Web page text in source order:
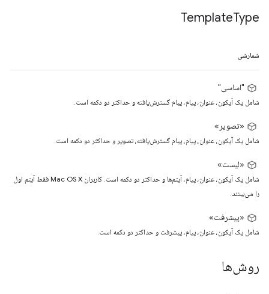
TemplateType
شمارشی
"اساسی"
شامل یک آیکون، عنوان، پیام، پیام گسترش‌یافته و حداکثر دو دکمه است.
«تصویر»
شامل یک آیکون، عنوان، پیام، پیام گسترش‌یافته، تصویر و حداکثر دو دکمه است.
«لیست»
شامل یک آیکون، عنوان، پیام، آیتم‌ها و حداکثر دو دکمه است. کاربران Mac OS X فقط آیتم اول
را می‌بینند.
«پیشرفت»
شامل یک آیکون، عنوان، پیام، پیشرفت و حداکثر دو دکمه است.
روش‌ها